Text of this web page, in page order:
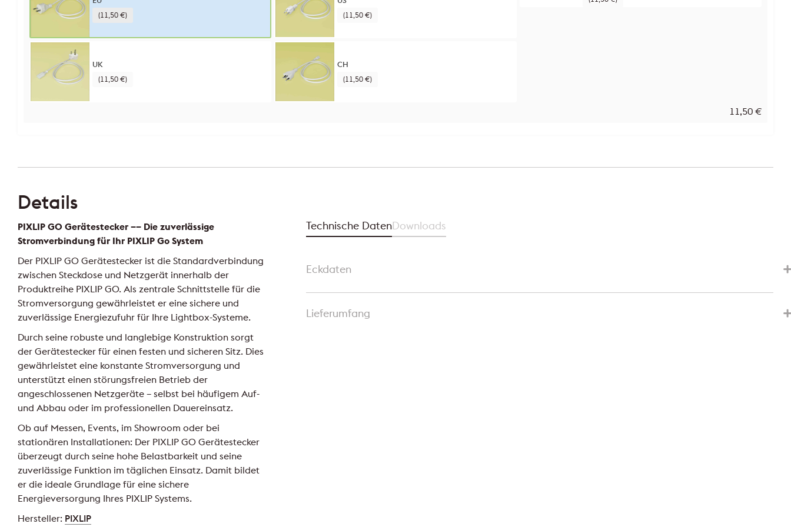
(11,50 €) (11,50 €)
UK
(11,50 €)
CH
(11,50 €)
11,50 €
Details
PIXLIP GO Gerätestecker –– Die zuverlässige
Stromverbindung für Ihr PIXLIP Go System
Der PIXLIP GO Gerätestecker ist die Standardverbindung
zwischen Steckdose und Netzgerät innerhalb der
Produktreihe PIXLIP GO. Als zentrale Schnittstelle für die
Stromversorgung gewährleistet er eine sichere und
zuverlässige Energiezufuhr für Ihre Lightbox-Systeme.
Durch seine robuste und langlebige Konstruktion sorgt
der Gerätestecker für einen festen und sicheren Sitz. Dies
gewährleistet eine konstante Stromversorgung und
unterstützt einen störungsfreien Betrieb der
angeschlossenen Netzgeräte – selbst bei häufigem Auf-
und Abbau oder im professionellen Dauereinsatz.
Ob auf Messen, Events, im Showroom oder bei
stationären Installationen: Der PIXLIP GO Gerätestecker
überzeugt durch seine hohe Belastbarkeit und seine
zuverlässige Funktion im täglichen Einsatz. Damit bildet
er die ideale Grundlage für eine sichere
Energieversorgung Ihres PIXLIP Systems.
Hersteller: PIXLIP
Technische DatenDownloads
Eckdaten
Lieferumfang